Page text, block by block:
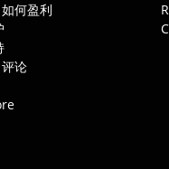
何盈利
论